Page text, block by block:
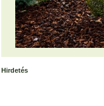
Hirdetés